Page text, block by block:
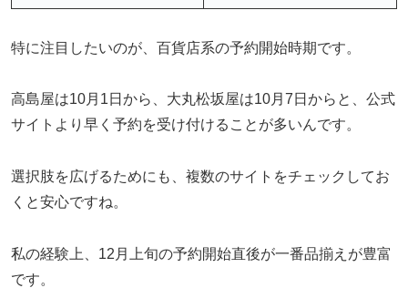
特に注目したいのが、百貨店系の予約開始時期です。
高島屋は10月1日から、大丸松坂屋は10月7日からと、公式
サイトより早く予約を受け付けることが多いんです。
選択肢を広げるためにも、複数のサイトをチェックしてお
くと安心ですね。
私の経験上、12月上旬の予約開始直後が一番品揃えが豊富
です。